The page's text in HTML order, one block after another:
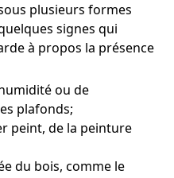
plusieurs formes
signes qui
à propos la présence
ou de
plafonds;
peint, de la peinture
du bois, comme le